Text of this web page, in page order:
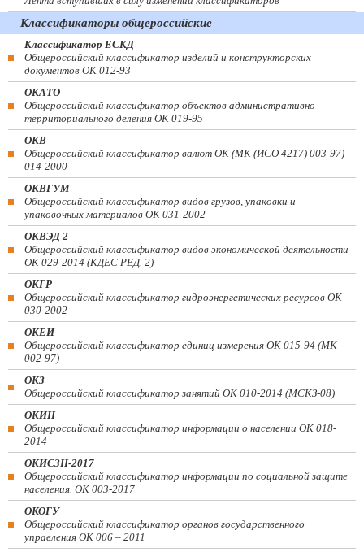
Классификаторы общероссийские
Классификатор ЕСКД
Общероссийский классификатор изделий и конструкторских
документов ОК 012-93
ОКАТО
Общероссийский классификатор объектов административно-
территориального деления ОК 019-95
ОКВ
Общероссийский классификатор валют ОК (МК (ИСО 4217) 003-97)
014-2000
ОКВГУМ
Общероссийский классификатор видов грузов, упаковки и
упаковочных материалов ОК 031-2002
ОКВЭД 2
Общероссийский классификатор видов экономической деятельности
ОК 029-2014 (КДЕС РЕД. 2)
ОКГР
Общероссийский классификатор гидроэнергетических ресурсов ОК
030-2002
ОКЕИ
Общероссийский классификатор единиц измерения ОК 015-94 (МК
002-97)
ОКЗ
Общероссийский классификатор занятий ОК 010-2014 (МСКЗ-08)
ОКИН
Общероссийский классификатор информации о населении ОК 018-
2014
ОКИСЗН-2017
Общероссийский классификатор информации по социальной защите
населения. ОК 003-2017
ОКОГУ
Общероссийский классификатор органов государственного
управления ОК 006 – 2011